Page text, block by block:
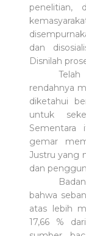
penelitian,
dan
Disnilah
rendahnya
diketahui
untuk
gemar
Justru yang
dan
bahwa
atas lebih
17,66 %